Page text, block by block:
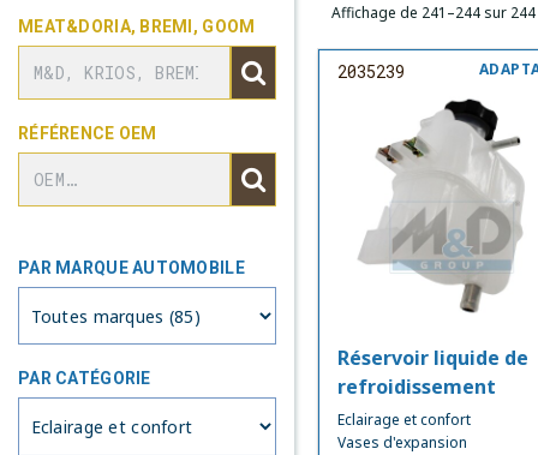
MEAT&DORIA, BREMI, GOOM
RÉFÉRENCE OEM
PAR MARQUE AUTOMOBILE
PAR CATÉGORIE
Affichage de 241–244 sur
2035239
Réservoir liquide de
refroidissement
Eclairage et confort
Vases d'expansion